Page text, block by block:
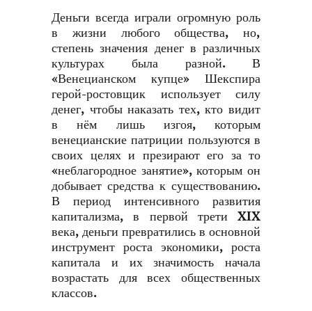
Деньги всегда играли огромную роль
в жизни любого общества, но,
степень значения денег в различных
культурах была разной. В
«Венецианском купце» Шекспира
герой-ростовщик использует силу
денег, чтобы наказать тех, кто видит
в нём лишь изгоя, которым
венецианские патриции пользуются в
своих целях и презирают его за то
«неблагородное занятие», которым он
добывает средства к существованию.
В период интенсивного развития
капитализма, в первой трети XIX
века, деньги превратились в основной
инструмент роста экономики, роста
капитала и их значимость начала
возрастать для всех общественных
классов.